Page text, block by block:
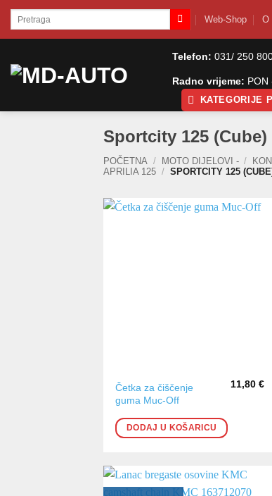
SkipPretraži: Web-Shop O
Telefon: 031/ 250
Radno vrijeme:
KATEGORIJE
Sportcity 125 (Cube)
POČETNA / MOTO DIJELOVI - /
APRILIA 125 / SPORTCITY 125
Četka za čiščenje
guma Muc-Off
11,80€
DODAJ U KOŠARICU